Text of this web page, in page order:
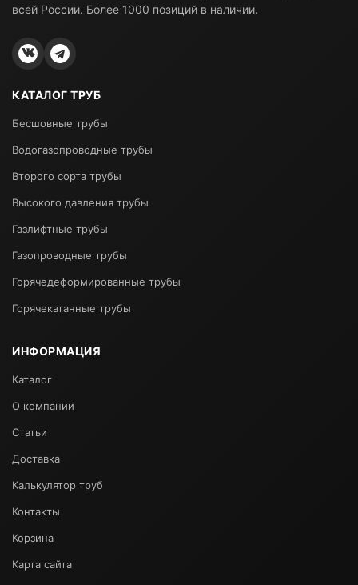
всей России. Более 1000 позиций в наличии.
КАТАЛОГ ТРУБ
Бесшовные трубы
Водогазопроводные трубы
Второго сорта трубы
Высокого давления трубы
Газлифтные трубы
Газопроводные трубы
Горячедеформированные трубы
Горячекатанные трубы
ИНФОРМАЦИЯ
Каталог
О компании
Статьи
Доставка
Калькулятор труб
Контакты
Корзина
Карта сайта